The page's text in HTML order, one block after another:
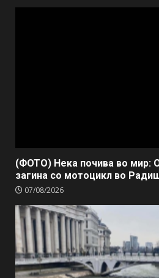
(ФОТО) Нека почива во мир:
загина со мотоцикл во
07/08/2026